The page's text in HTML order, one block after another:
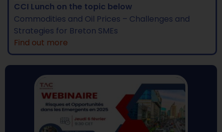
CCI Lunch on the topic below
Commodities and Oil Prices – Challenges and
Strategies for Breton SMEs
Find out more